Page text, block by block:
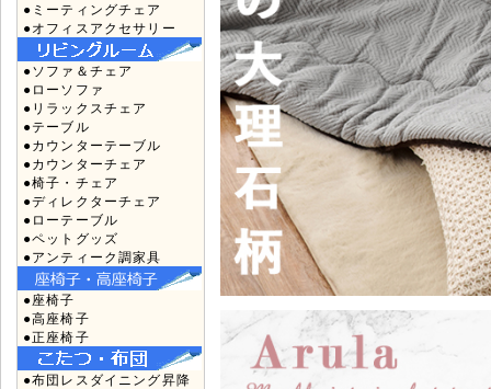
●ミーティングチェア
●オフィスアクセサリー
●ソファ＆チェア
●ローソファ
●リラックスチェア
●テーブル
●カウンターテーブル
●カウンターチェア
●椅子・チェア
●ディレクターチェア
●ローテーブル
●ペットグッズ
●アンティーク調家具
●座椅子
●高座椅子
●正座椅子
●布団レスダイニング昇降